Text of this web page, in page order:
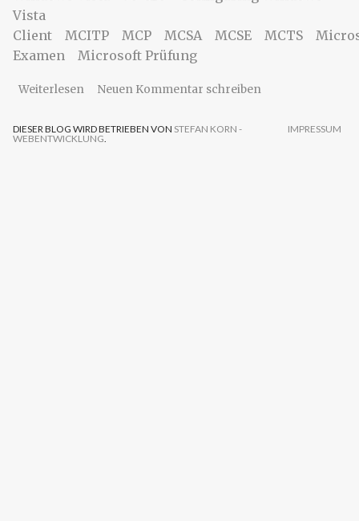
Vista
Client
MCITP MCP MCSA MCSE MCTS
Examen
Microsoft Prüfung
Weiterlesen über Microsoft Prüfung 70-620 (Configuring
Neuen Kommentar schreiben
IMPRESSUM
DIESER BLOG WIRD BETRIEBEN VON STEFAN KORN -
WEBENTWICKLUNG